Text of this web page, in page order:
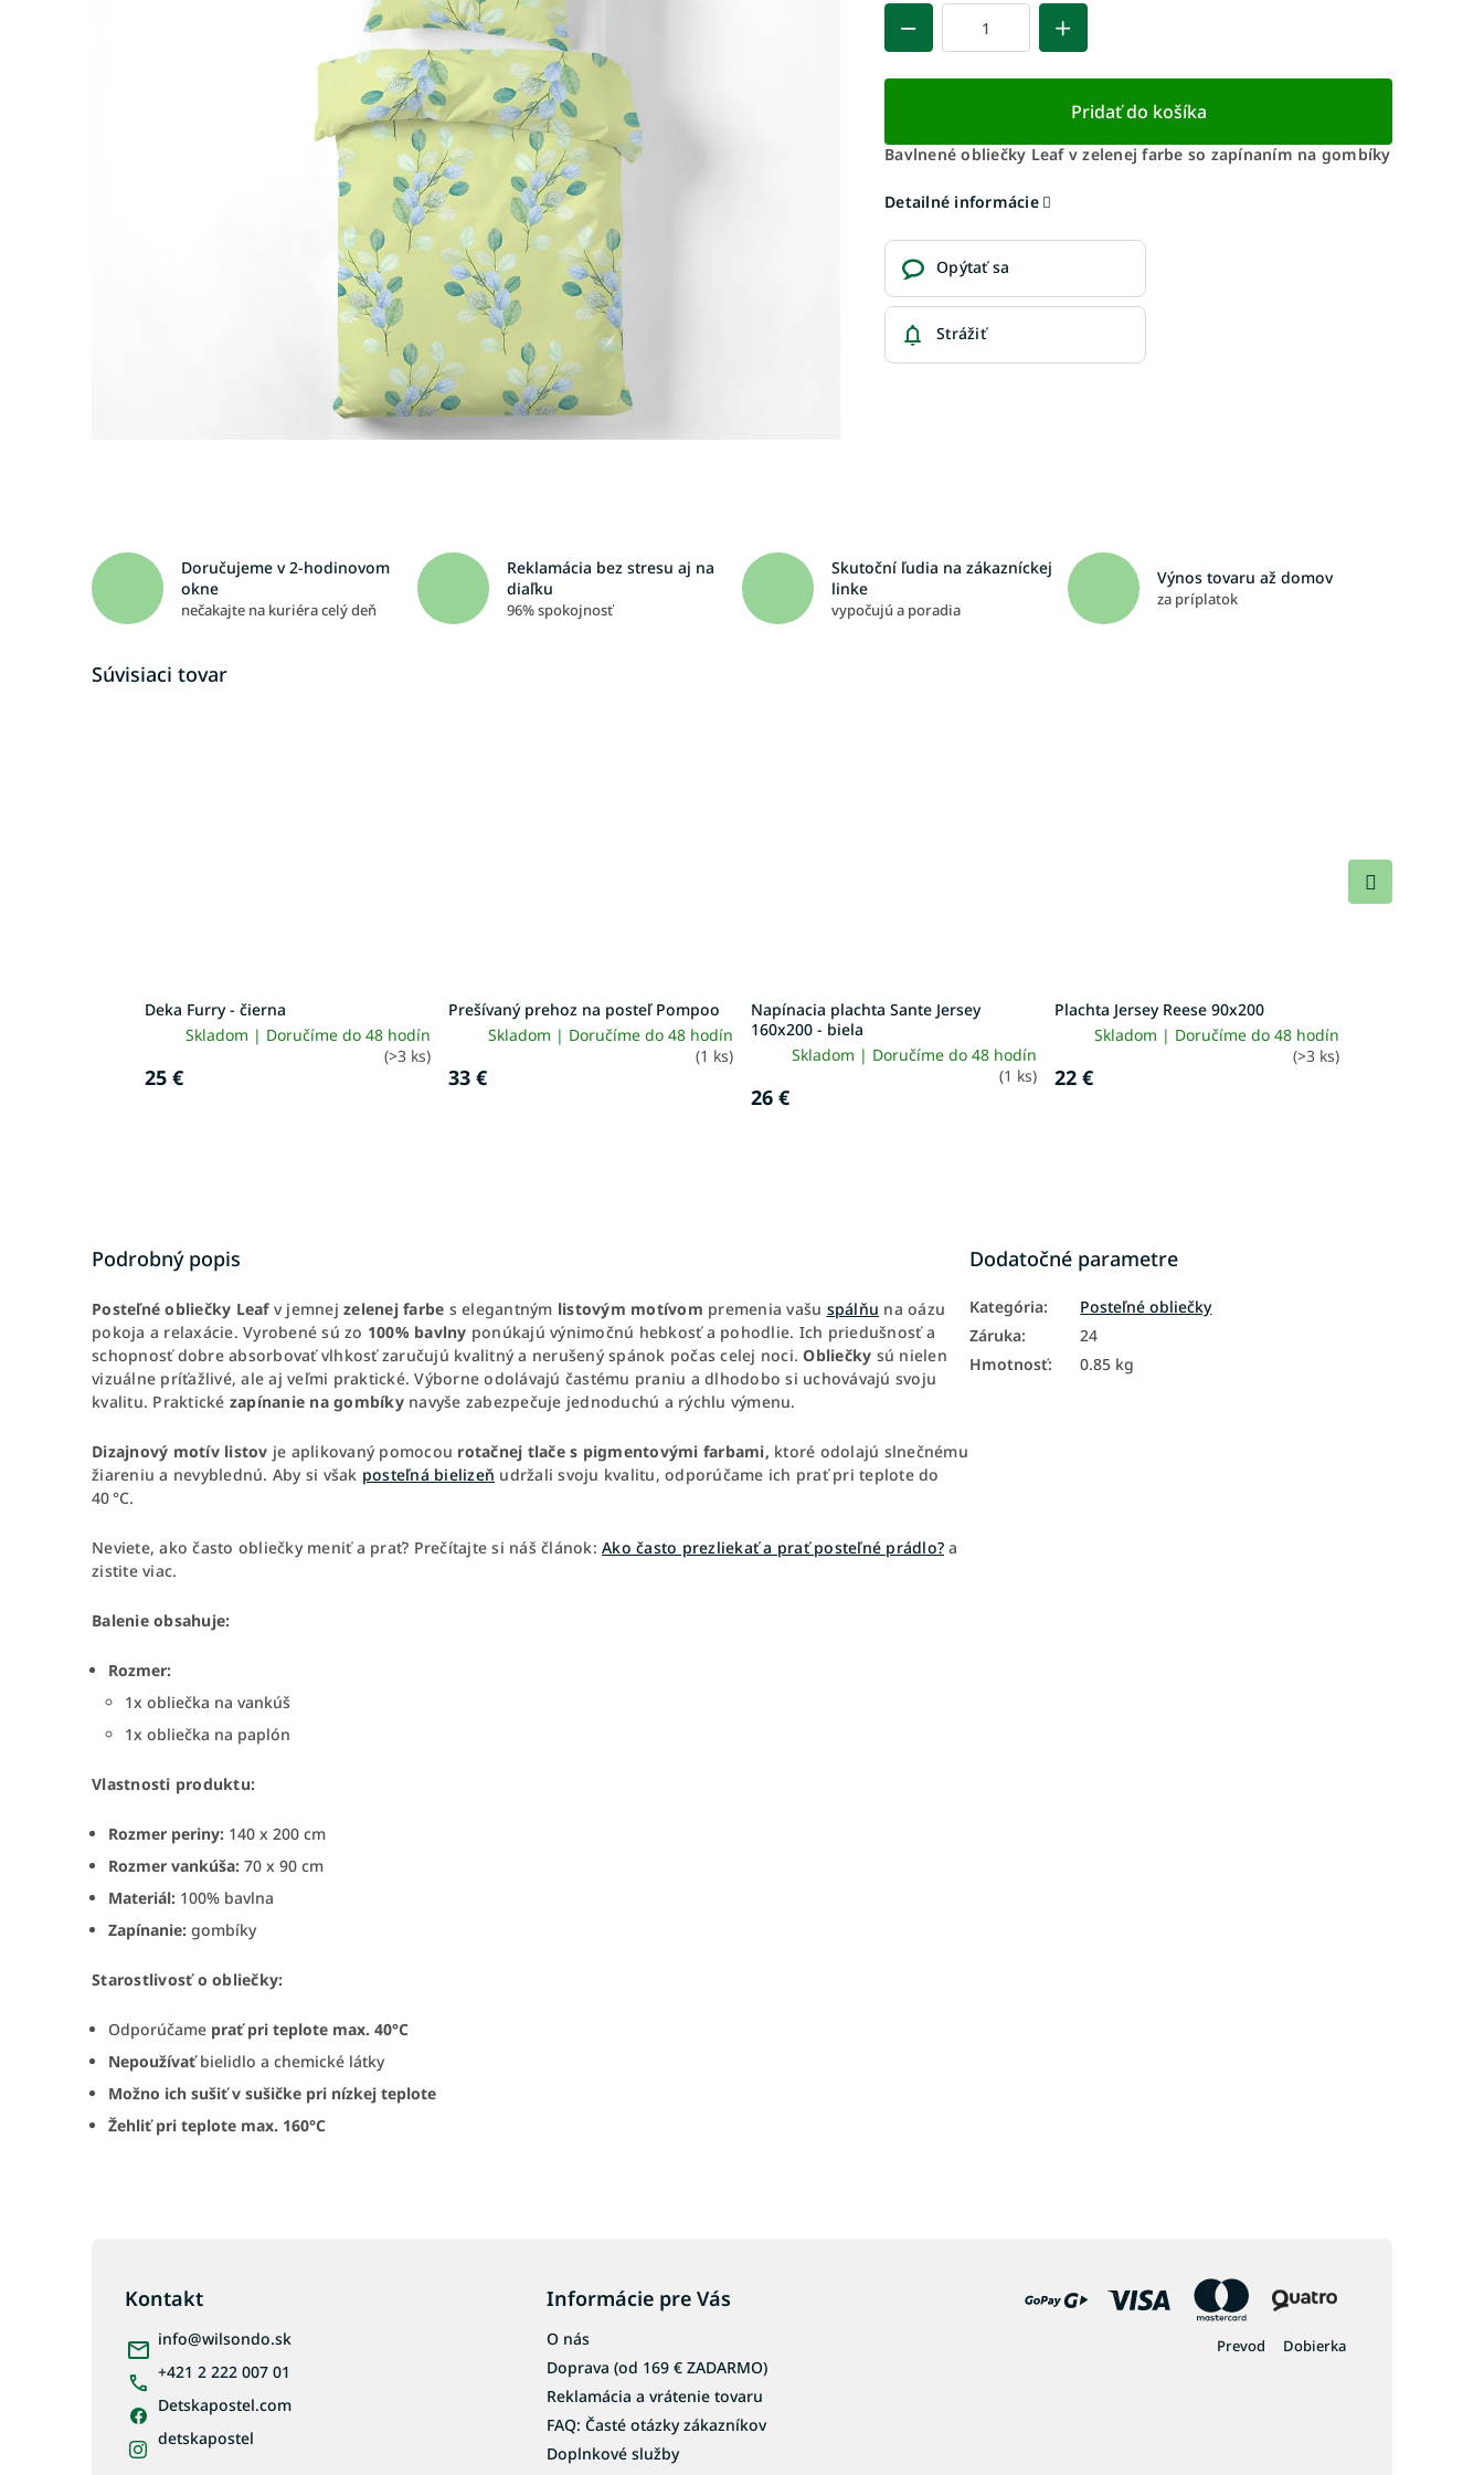
Pridať do košíka
Bavlnené obliečky Leaf v zelenej farbe so zapínaním na gombíky
Detailné informácie
Opýtať sa
Strážiť
Doručujeme v 2-hodinovom
okne
nečakajte na kuriéra celý deň
Reklamácia bez stresu aj na
diaľku
96% spokojnosť
Skutoční ľudia na zákazníckej
linke
vypočujú a poradia
Výnos tovaru až domov
za príplatok
Súvisiaci tovar
Deka Furry - čierna
Skladom | Doručíme do 48 hodín
(>3 ks)
25 €
Prešívaný prehoz na posteľ Pompoo
Skladom | Doručíme do 48 hodín
(1 ks)
33 €
Napínacia plachta Sante Jersey
160x200 - biela
Skladom | Doručíme do 48 hodín
(1 ks)
26 €
Plachta Jersey Reese 90x200
Skladom | Doručíme do 48 hodín
(>3 ks)
22 €
Ďalší
Podrobný popis
Posteľné obliečky Leafv jemnej zelenej farbe s elegantným listovým motívom premenia vašu spálňu na oázu
pokoja a relaxácie. Vyrobené sú zo 100% bavlny ponúkajú výnimočnú hebkosť a pohodlie. Ich priedušnosť a
schopnosť dobre absorbovať vlhkosť zaručujú kvalitný a nerušený spánok počas celej noci.Obliečky sú nielen
vizuálne príťažlivé, ale aj veľmi praktické. Výborne odolávajú častému praniu a dlhodobo si uchovávajú svoju
kvalitu. Praktické zapínanie na gombíkynavyše zabezpečuje jednoduchú a rýchlu výmenu.
Dizajnový motív listov je aplikovaný pomocou rotačnej tlače s pigmentovými farbami, ktoré odolajú slnečnému
žiareniu a nevyblednú. Aby si však posteľná bielizeň udržali svoju kvalitu, odporúčame ich prať pri teplote do
40 °C.
Neviete, ako často obliečky meniť a prať? Prečítajte si náš článok: Ako často prezliekať a prať posteľné prádlo? a
zistite viac.
Balenie obsahuje:
Rozmer:
1x obliečka na vankúš
1x obliečka na paplón
Vlastnosti produktu:
Rozmer periny: 140 x 200 cm
Rozmer vankúša: 70 x 90 cm
Materiál: 100% bavlna
Zapínanie: gombíky
Starostlivosť o obliečky:
Odporúčame prať pri teplote max. 40°C
Nepoužívaťbielidlo a chemické látky
Možno ich sušiť v sušičke pri nízkej teplote
Žehliť pri teplote max. 160°C
Dodatočné parametre
Kategória:
Posteľné obliečky
Záruka:
24
Hmotnosť: 0.85 kg
Kontakt
info@wilsondo.sk
+421 2 222 007 01
Detskapostel.com
detskapostel
Informácie pre Vás
O nás
Doprava (od 169 € ZADARMO)
Reklamácia a vrátenie tovaru
FAQ: Časté otázky zákazníkov
Doplnkové služby
Prevod Dobierka